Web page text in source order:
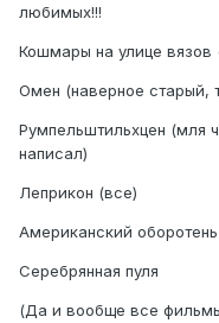
любимых!!!
Кошмары на улице вязов
Омен (наверное старый,
Румпельштильхцен (мля
написал)
Леприкон (все)
Американский
Серебрянная пуля
(Да и вообще все